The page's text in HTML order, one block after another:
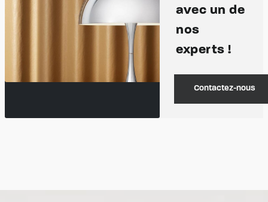
avec un de
nos
experts !
Contactez-nous